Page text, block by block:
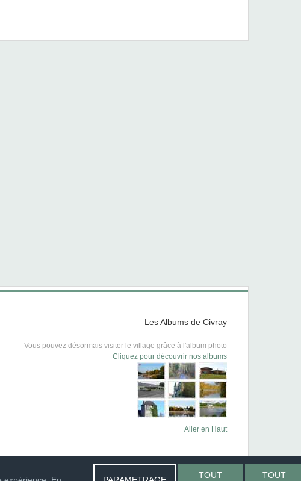
Les Albums de Civray
Vous pouvez désormais visiter le village grâce à l'album photo
Cliquez pour découvrir nos albums
Aller en Haut
TOUT
TOUT